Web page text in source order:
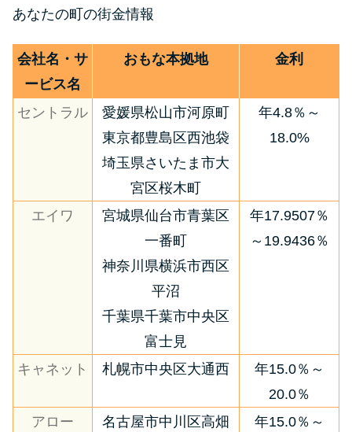
あなたの町の街金情報
会社名・サ
ービス名
おもな本拠地 金利
セントラル
愛媛県松山市河原町
東京都豊島区西池袋
埼玉県さいたま市大
宮区桜木町
年4.8％～
18.0%
エイワ
宮城県仙台市青葉区
一番町
神奈川県横浜市西区
平沼
千葉県千葉市中央区
富士見
年17.9507％
～19.9436％
キャネット 札幌市中央区大通西
年15.0％～
20.0％
アロー
名古屋市中川区高畑
年15.0％～